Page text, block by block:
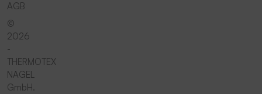
AGB
©
2026
-
THERMOTEX
NAGEL
GmbH.